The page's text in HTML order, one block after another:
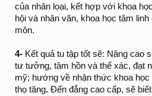
của nhân loại, kết hợp với khoa
hội và nhân văn, khoa học tâm
môn.
4- Kết quả tu tập tốt sẽ: Nâng cao
tư tưởng, tâm hồn và thể xác, đạt
mỹ; hướng về nhận thức khoa
thọ tăng. Đến đẳng cao cấp, sẽ